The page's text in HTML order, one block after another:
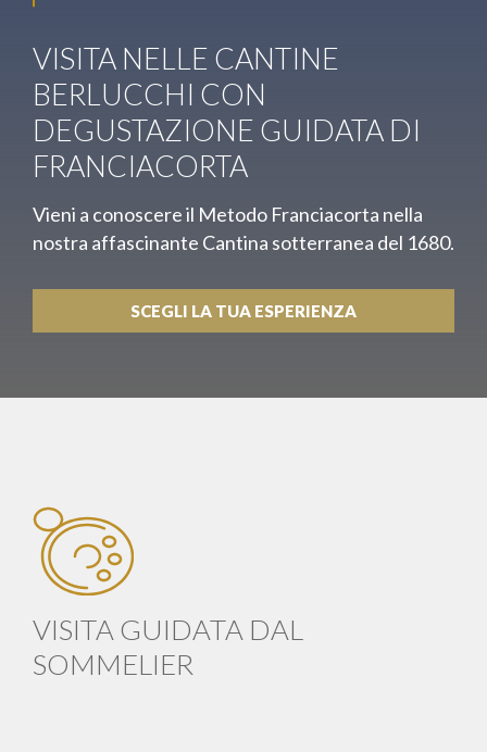
VISITA NELLE CANTINE
BERLUCCHI CON
DEGUSTAZIONE GUIDATA DI
FRANCIACORTA
Vieni a conoscere il Metodo Franciacorta nella
nostra affascinante Cantina sotterranea del 1680.
SCEGLI LA TUA ESPERIENZA
VISITA GUIDATA DAL
SOMMELIER